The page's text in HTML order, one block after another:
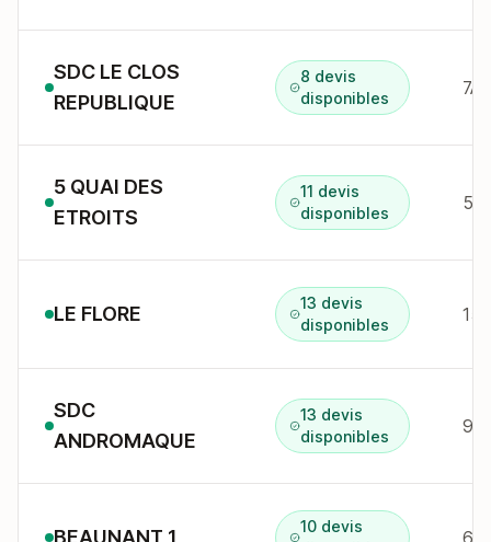
SDC LE CLOS
REPUBLIQUE
8 devis
disponibles
7A
5 QUAI DES
ETROITS
11 devis
disponibles
5
LE FLORE
13 devis
disponibles
SDC
ANDROMAQUE
13 devis
disponibles
90
BEAUNANT 1
10 devis
6 r